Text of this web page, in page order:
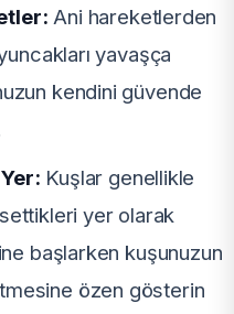
Ani hareketlerden
yavaşça
kendini güvende
Kuşlar genellikle
yer olarak
başlarken kuşunuzun
özen gösterin